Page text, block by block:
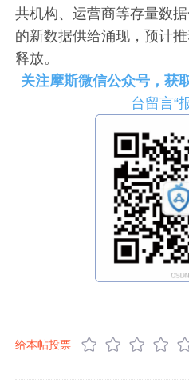
共机构、运营商等存量数
的新数据供给涌现，预计
释放。
关注摩斯微信公众号，获
台留言“
给本帖投票